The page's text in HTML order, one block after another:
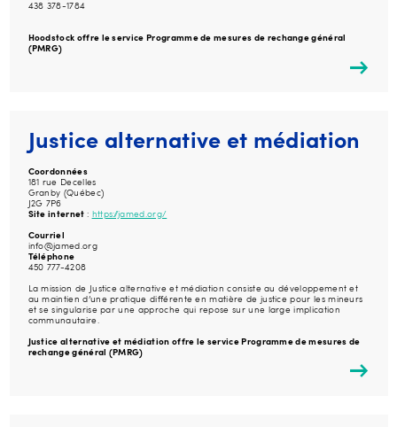
438 378-1784
Hoodstock offre le service Programme de mesures de rechange général
(PMRG)
Justice alternative et médiation
Coordonnées
181 rue Decelles
Granby (Québec)
J2G 7P6
Site internet : https://jamed.org/
Courriel
info@jamed.org
Téléphone
450 777-4208
La mission de Justice alternative et médiation consiste au développement et
au maintien d’une pratique différente en matière de justice pour les mineurs
et se singularise par une approche qui repose sur une large implication
communautaire.
Justice alternative et médiation offre le service Programme de mesures de
rechange général (PMRG)